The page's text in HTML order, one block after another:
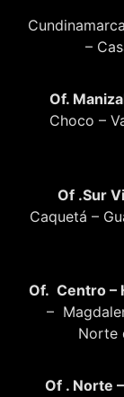
–
Of.
Choco –
Of .Sur
Caquetá –
Of. Centro –
–
Norte
Of . Norte